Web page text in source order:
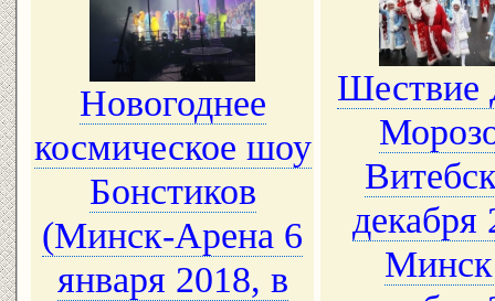
Новогоднее
космическое шоу
Бонстиков
(Минск-Арена 6
января 2018, в
Шествие
декабря